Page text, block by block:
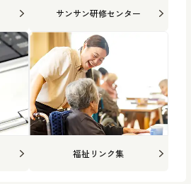
サンサン研修センター
福祉リンク集